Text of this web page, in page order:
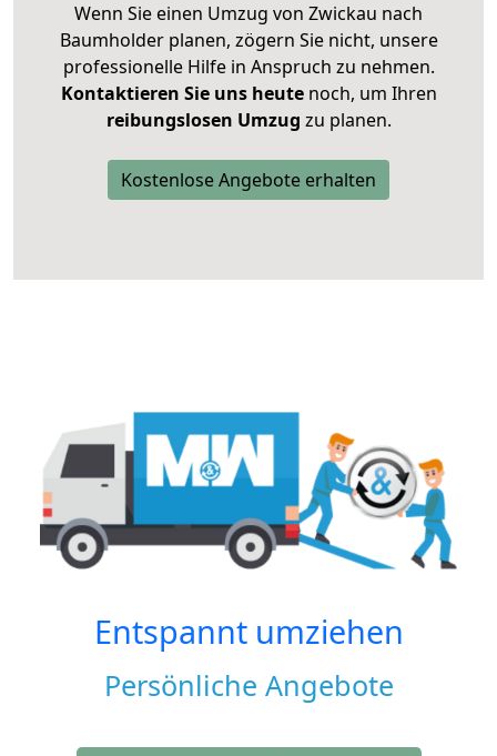
Wenn Sie einen Umzug von Zwickau nach
Baumholder planen, zögern Sie nicht, unsere
professionelle Hilfe in Anspruch zu nehmen.
Kontaktieren Sie uns heutenoch, um Ihren
reibungslosen Umzug zu planen.
Kostenlose Angebote erhalten
Entspannt umziehen
Persönliche Angebote